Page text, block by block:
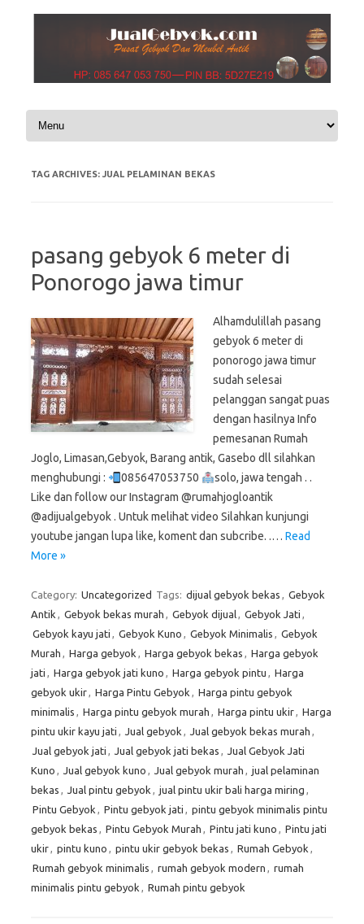
Skip to content
TAG ARCHIVES: JUAL PELAMINAN BEKAS
pasang gebyok 6 meter di
Ponorogo jawa timur
Alhamdulillah pasang
gebyok 6 meter di
ponorogo jawa timur
sudah selesai
pelanggan sangat puas
dengan hasilnya Info
pemesanan Rumah
Joglo, Limasan,Gebyok, Barang antik, Gasebo dll silahkan
menghubungi :
085647053750
solo, jawa tengah . .
Like dan follow our Instagram @rumahjogloantik
@adijualgebyok . Untuk melihat video Silahkan kunjungi
youtube jangan lupa like, koment dan subcribe. .… Read
More »
Category: Uncategorized Tags: dijual gebyok bekas , Gebyok
Antik , Gebyok bekas murah , Gebyok dijual, Gebyok Jati ,
Gebyok kayu jati , Gebyok Kuno , Gebyok Minimalis , Gebyok
Murah , Harga gebyok , Harga gebyok bekas , Harga gebyok
jati , Harga gebyok jati kuno , Harga gebyok pintu , Harga
gebyok ukir, Harga Pintu Gebyok , Harga pintu gebyok
minimalis , Harga pintu gebyok murah , Harga pintu ukir, Harga
pintu ukir kayu jati , Jual gebyok , Jual gebyok bekas murah ,
Jual gebyok jati , Jual gebyok jati bekas , Jual Gebyok Jati
Kuno , Jual gebyok kuno , Jual gebyok murah , jual pelaminan
bekas , Jual pintu gebyok , jual pintu ukir bali harga miring ,
Pintu Gebyok , Pintu gebyok jati , pintu gebyok minimalis pintu
gebyok bekas , Pintu Gebyok Murah , Pintu jati kuno , Pintu jati
ukir, pintu kuno , pintu ukir gebyok bekas , Rumah Gebyok ,
Rumah gebyok minimalis , rumah gebyok modern , rumah
minimalis pintu gebyok , Rumah pintu gebyok